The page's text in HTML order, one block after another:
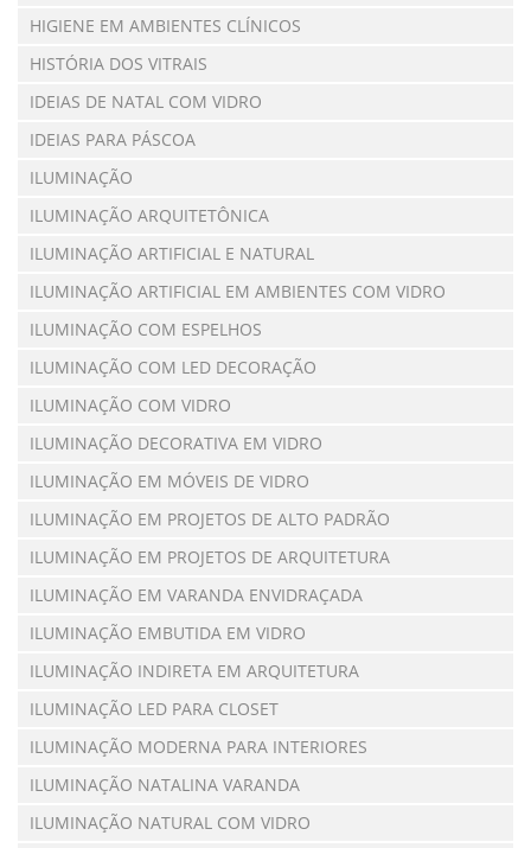
HIGIENE EM AMBIENTES CLÍNICOS
HISTÓRIA DOS VITRAIS
IDEIAS DE NATAL COM VIDRO
IDEIAS PARA PÁSCOA
ILUMINAÇÃO
ILUMINAÇÃO ARQUITETÔNICA
ILUMINAÇÃO ARTIFICIAL E NATURAL
ILUMINAÇÃO ARTIFICIAL EM AMBIENTES COM VIDRO
ILUMINAÇÃO COM ESPELHOS
ILUMINAÇÃO COM LED DECORAÇÃO
ILUMINAÇÃO COM VIDRO
ILUMINAÇÃO DECORATIVA EM VIDRO
ILUMINAÇÃO EM MÓVEIS DE VIDRO
ILUMINAÇÃO EM PROJETOS DE ALTO PADRÃO
ILUMINAÇÃO EM PROJETOS DE ARQUITETURA
ILUMINAÇÃO EM VARANDA ENVIDRAÇADA
ILUMINAÇÃO EMBUTIDA EM VIDRO
ILUMINAÇÃO INDIRETA EM ARQUITETURA
ILUMINAÇÃO LED PARA CLOSET
ILUMINAÇÃO MODERNA PARA INTERIORES
ILUMINAÇÃO NATALINA VARANDA
ILUMINAÇÃO NATURAL COM VIDRO